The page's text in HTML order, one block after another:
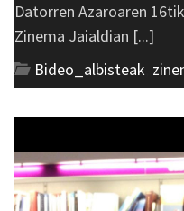
Datorren Azaroaren
Zinema Jaialdian [...]
Bideo_albisteak